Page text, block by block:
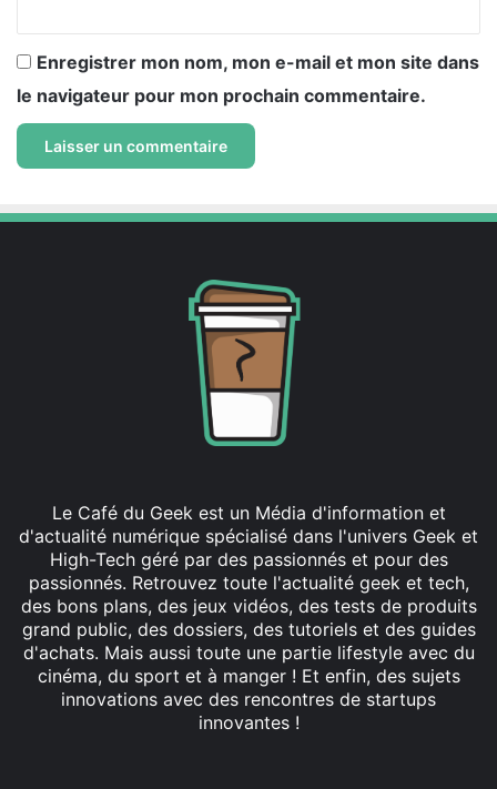
Enregistrer mon nom, mon e-mail et mon site dans
le navigateur pour mon prochain commentaire.
Le Café du Geek est un Média d'information et
d'actualité numérique spécialisé dans l'univers Geek et
High-Tech géré par des passionnés et pour des
passionnés. Retrouvez toute l'actualité geek et tech,
des bons plans, des jeux vidéos, des tests de produits
grand public, des dossiers, des tutoriels et des guides
d'achats. Mais aussi toute une partie lifestyle avec du
cinéma, du sport et à manger ! Et enfin, des sujets
innovations avec des rencontres de startups
innovantes !